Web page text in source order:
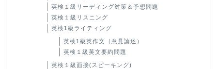
英検１級リーディング対策＆予想問題
英検１級リスニング
英検1級ライティング
英検1級英作文（意見論述）
英検１級英文要約問題
英検１級面接(スピーキング)